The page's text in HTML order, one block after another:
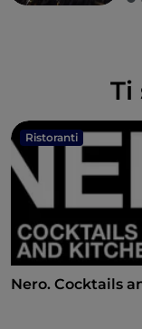
Ti
Ristoranti
Nero. Cocktails